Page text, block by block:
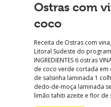
Ostras com
coco
Receita de Ostras com
Litoral Sudeste do
INGREDIENTES 6 ostras
de coco verde cortada em
de salsinha laminada 1
dedo-de-moça laminada
limão tahiti azeite e flor de